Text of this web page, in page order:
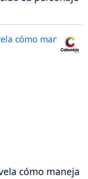
cómo maneja